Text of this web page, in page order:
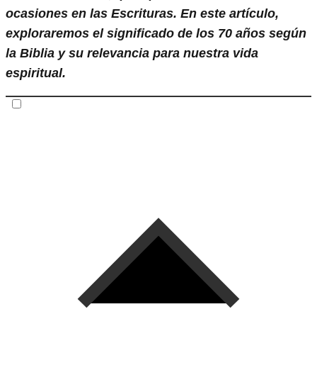
ocasiones en las Escrituras. En este artículo,
exploraremos el significado de los 70 años según
la Biblia y su relevancia para nuestra vida
espiritual.